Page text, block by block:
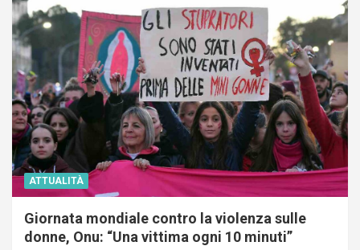
ATTUALITÀ
Giornata mondiale contro la violenza sulle
donne, Onu: “Una vittima ogni 10 minuti”